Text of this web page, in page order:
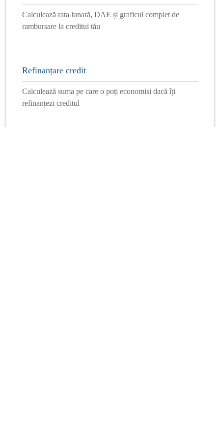
Calculează rata lunară, DAE și graficul complet de
rambursare la creditul tău
Refinanțare credit
Calculează suma pe care o poți economisi dacă îți
refinanțezi creditul